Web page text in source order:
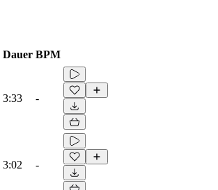
Dauer BPM
3:33 -
3:02 -